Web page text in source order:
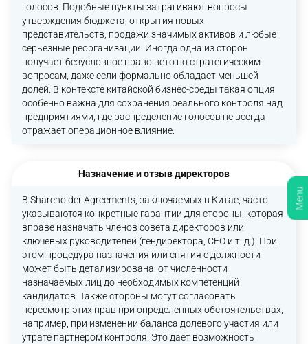
голосов. Подобные пункты затрагивают вопросы
утверждения бюджета, открытия новых
представительств, продажи значимых активов и любые
серьезные реорганизации. Иногда одна из сторон
получает безусловное право вето по стратегическим
вопросам, даже если формально обладает меньшей
долей. В контексте китайской бизнес-среды такая опция
особенно важна для сохранения реального контроля над
предприятиями, где распределение голосов не всегда
отражает операционное влияние.
Назначение и отзыв директоров
В Shareholder Agreements, заключаемых в Китае, часто
указываются конкретные гарантии для стороны, которая
вправе назначать членов совета директоров или
ключевых руководителей (гендиректора, CFO и т. д.). При
этом процедура назначения или снятия с должности
может быть детализирована: от численности
назначаемых лиц до необходимых компетенций
кандидатов. Также стороны могут согласовать
пересмотр этих прав при определенных обстоятельствах,
например, при изменении баланса долевого участия или
утрате партнером контроля. Это дает возможность
Menu